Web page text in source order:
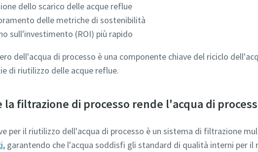
dello scarico delle acque reflue
delle metriche di sostenibilità
sull'investimento (ROI) più rapido
dell'acqua di processo è una componente chiave del riciclo
di riutilizzo delle acque reflue.
la filtrazione di processo rende l'acqua di
per il riutilizzo dell'acqua di processo è un sistema di filtrazione
garantendo che l'acqua soddisfi gli standard di qualità interni per il